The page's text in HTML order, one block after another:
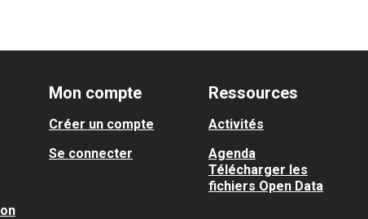
Mon compte
Créer un compte
Se connecter
Ressources
Activités
Agenda
Télécharger les
fichiers Open Data